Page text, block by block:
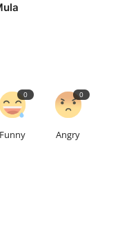
0
Funny
0
Angry